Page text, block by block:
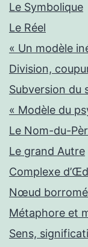
Le Symbolique
Le Réel
« Un modèle
Division,
Subversion du
« Modèle du
Le Nom-du-
Le grand Autre
Complexe
Nœud
Métaphore et
Sens,